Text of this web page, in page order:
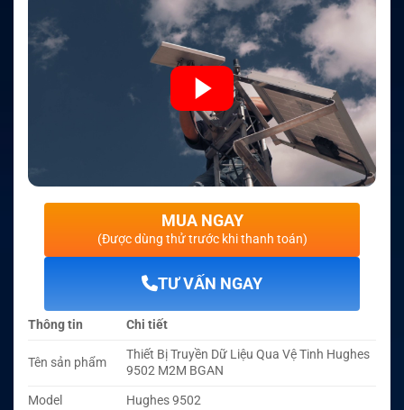
MUA NGAY
(Được dùng thử trước khi thanh toán)
TƯ VẤN NGAY
Thông tin Chi tiết
Tên sản phẩm
Thiết Bị Truyền Dữ Liệu Qua Vệ Tinh Hughes
9502 M2M BGAN
Model
Hughes 9502